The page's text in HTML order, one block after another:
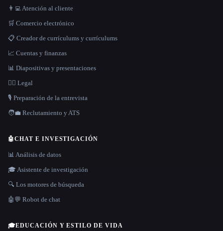
👨‍💻 Atención al cliente
🛒 Comercio electrónico
📋 Creador de currículums y currículums
📈 Cuentas y finanzas
📊 Diapositivas y presentaciones
👩‍⚖️ Legal
🎙️ Preparación de la entrevista
🧑‍💼 Reclutamiento y ATS
🤖CHAT E INVESTIGACIÓN
📊 Análisis de datos
🎓 Asistente de investigación
🔍 Los motores de búsqueda
🤖💬 Robot de chat
🎓EDUCACIÓN Y ESTILO DE VIDA